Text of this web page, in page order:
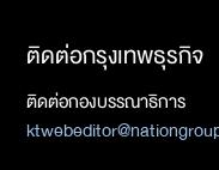
ติดต่อกรุงเทพธุรกิจ
ติดต่อกองบรรณาธิการ